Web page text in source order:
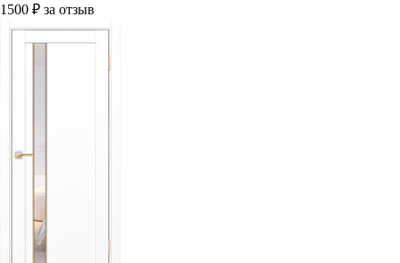
1500 ₽ за отзыв